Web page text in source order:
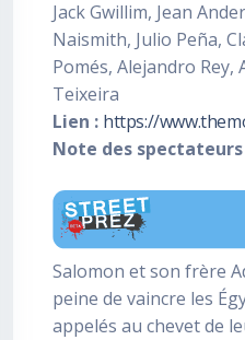
Jack Gwillim, Jean
Naismith, Julio Peña,
Pomés, Alejandro Rey,
Teixeira
Lien : https://
Note des spectateurs
Salomon et son frère
peine de vaincre les
appelés au chevet de